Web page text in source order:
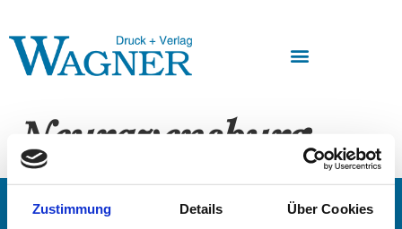
Zustimmung Details Über Cookies
Neuravensburg
Impressum Datenschutz
Widerruf